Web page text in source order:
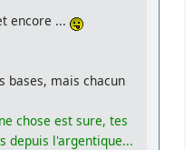
encore ...
bases, mais chacun
chose est sure, tes
depuis l'argentique...